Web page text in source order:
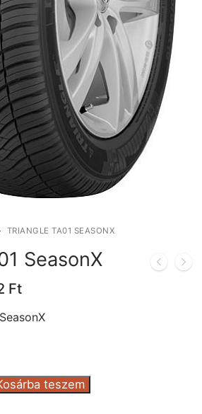
TRIANGLE TA01 SEASONX
SeasonX
FtCurrent
is:
teszem